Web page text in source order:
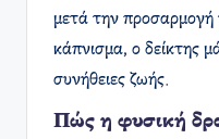
μετά την προσαρμογή
κάπνισμα, ο δείκτης
συνήθειες ζωής.
Πώς η φυσική